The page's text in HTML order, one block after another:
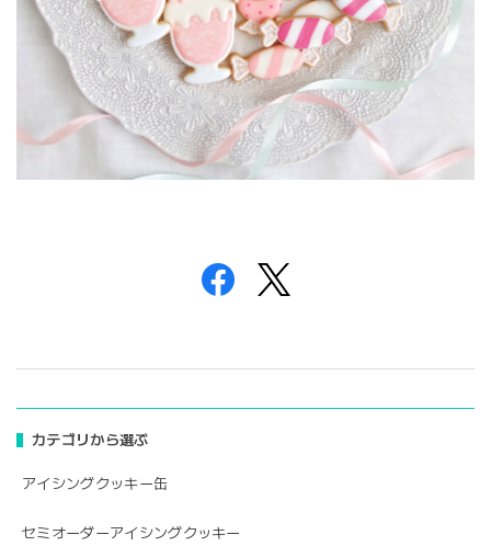
カテゴリから選ぶ
アイシングクッキー缶
セミオーダーアイシングクッキー